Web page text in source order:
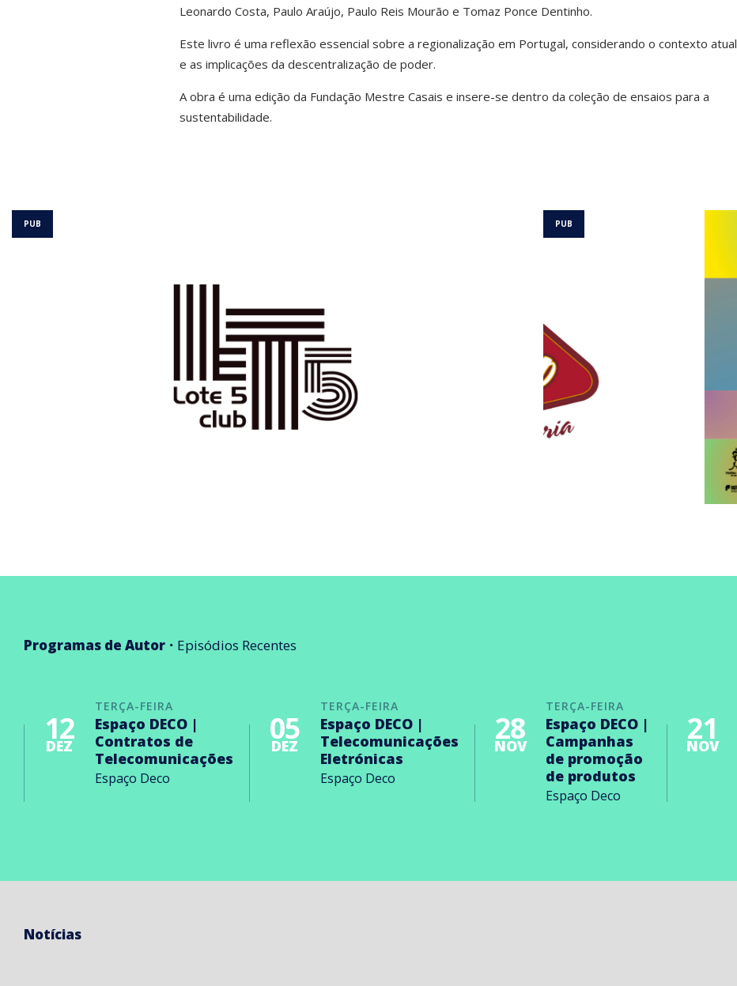
Leonardo Costa, Paulo Araújo, Paulo Reis Mourão e Tomaz Ponce Dentinho.
Este livro é uma reflexão essencial sobre a regionalização em Portugal, considerando o contexto atual
e as implicações da descentralização de poder.
A obra é uma edição da Fundação Mestre Casais e insere-se dentro da coleção de ensaios para a
sustentabilidade.
Programas de Autor Episódios Recentes
TERÇA-FEIRA
12
DEZ
Espaço DECO |
Contratos de
Telecomunicações
Espaço Deco
TERÇA-FEIRA
05
DEZ
Espaço DECO |
Telecomunicações
Eletrónicas
Espaço Deco
TERÇA-FEIRA
28
NOV
Espaço DECO |
Campanhas
de promoção
de produtos
Espaço Deco
21
NOV
Notícias